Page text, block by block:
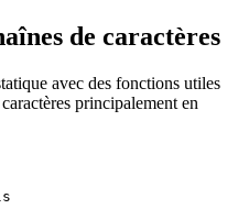
de caractères
avec des fonctions utiles
principalement en